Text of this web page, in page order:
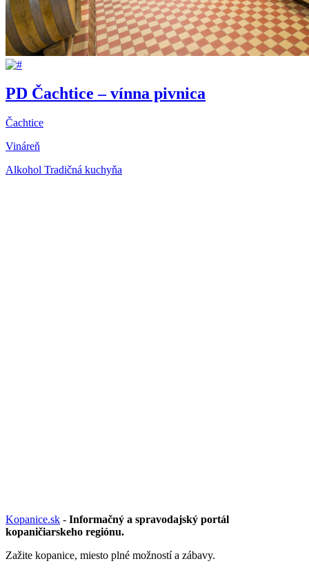
PD Čachtice – vínna pivnica
Čachtice
Vináreň
Alkohol Tradičná kuchyňa
Kopanice.sk - Informačný a spravodajský portál
kopaničiarskeho regiónu.
Zažite kopanice, miesto plné možností a zábavy.